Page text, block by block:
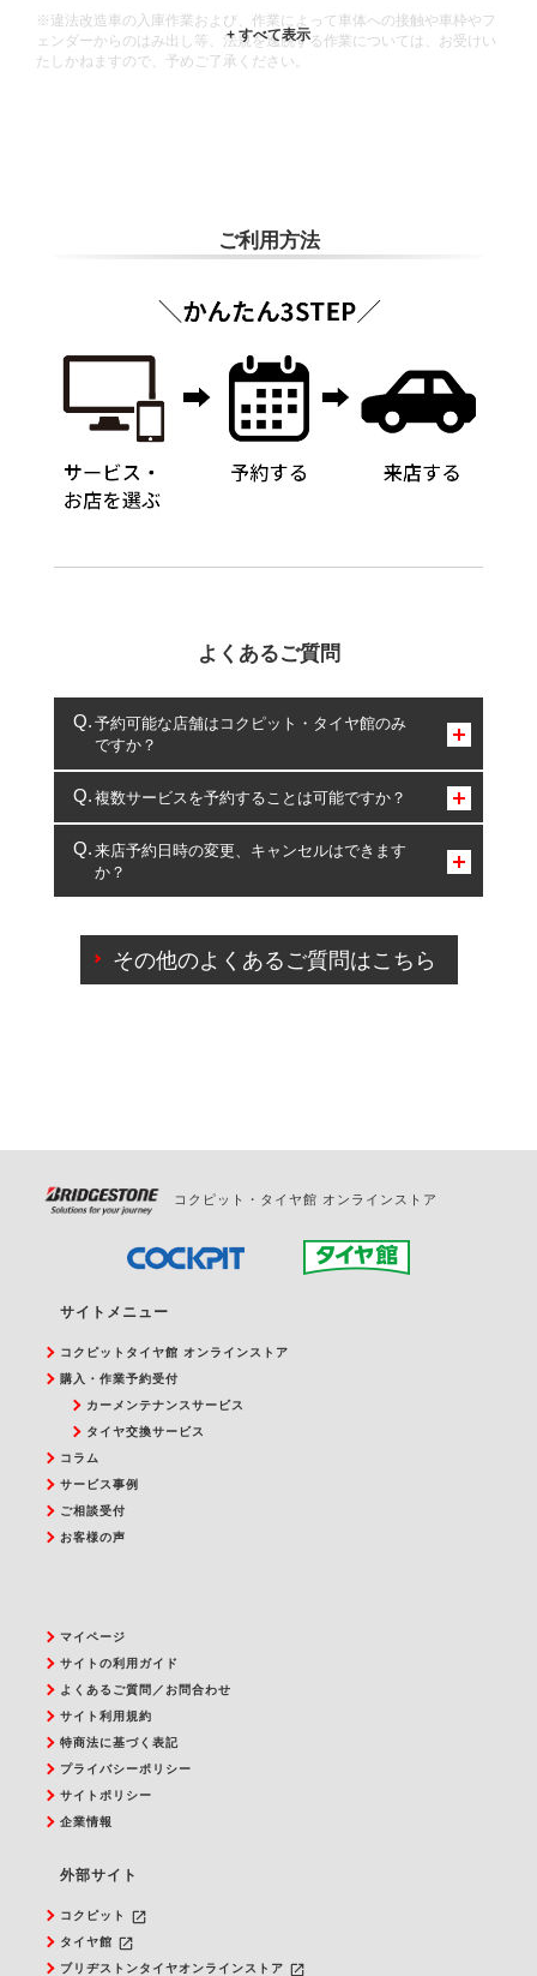
※違法改造車の入庫作業および、作業によって車体への接触や車枠やフ
ェンダーからのはみ出し等、法規を逸脱する作業については、お受けい
たしかねますので、予めご了承ください。
ご利用方法
よくあるご質問
予約可能な店舗はコクピット・タイヤ館のみ
ですか？
コクピット・タイヤ館のみとなります。
複数サービスを予約することは可能ですか？
複数サービスのご予約は可能です。
一部の商品・サービスの組み合わせに限り、同時にご予約が
出来ないものもございます。
来店予約日時の変更、キャンセルはできます
か？
ご来店予約日の3営業日前を過ぎている場合のご予約
の日時変更につきましては、直接ご予約の店舗まで
その他のよくあるご質問はこちら
コクピット・タイヤ館 オンラインストア
サイトメニュー
コクピットタイヤ館 オンラインストア
購入・作業予約受付
カーメンテナンスサービス
タイヤ交換サービス
コラム
サービス事例
ご相談受付
お客様の声
マイページ
サイトの利用ガイド
よくあるご質問／お問合わせ
サイト利用規約
特商法に基づく表記
プライバシーポリシー
サイトポリシー
企業情報
外部サイト
コクピット launch
タイヤ館 launch
ブリヂストンタイヤオンラインストア launch